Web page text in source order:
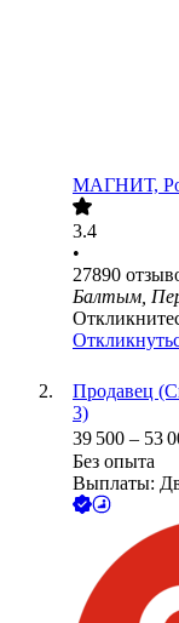
МАГНИТ,
3.4
•
27890
Балтым,
Продавец
3)
39 500 – 53
Без опыта
Выплаты: